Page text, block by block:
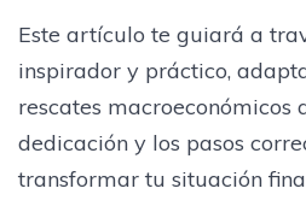
Este artículo te guiará a
inspirador y práctico,
rescates macroeconómicos
dedicación y los pasos
transformar tu situación